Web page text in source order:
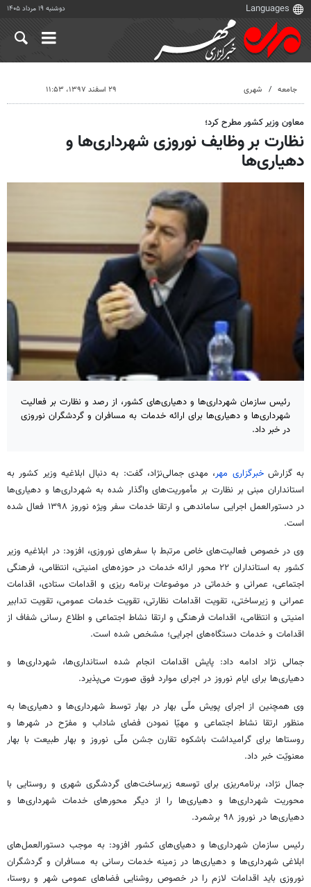
دوشنبه ۱۹ مرداد ۱۴۰۵
جامعه شهری ۲۹ اسفند ۱۳۹۷، ۱۱:۵۳
معاون وزیر کشور مطرح کرد؛
نظارت بر وظایف نوروزی شهرداری‌ها و
دهیاری‌ها
رئیس سازمان شهرداری‌ها و دهیاری‌های کشور، از رصد و نظارت بر فعالیت
شهرداری‌ها و دهیاری‌ها برای ارائه خدمات به مسافران و گردشگران نوروزی
در خبر داد.
به گزارشخبرگزاری مهر، مهدی جمالی‌نژاد، گفت: به دنبال ابلاغیه وزیر کشور به
استانداران مبنی بر نظارت بر مأموریت‌های واگذار شده به شهرداری‌ها و دهیاری‌ها
در دستورالعمل اجرایی ساماندهی و ارتقا خدمات سفر ویژه نوروز ۱۳۹۸ فعال شده
است.
وی در خصوص فعالیت‌های خاص مرتبط با سفرهای نوروزی، افزود: در ابلاغیه وزیر
کشور به استانداران ۲۲ محور ارائه خدمات در حوزه‌های امنیتی، انتظامی، فرهنگی
اجتماعی، عمرانی و خدماتی در موضوعات برنامهریزی و اقدامات ستادی، اقدامات
عمرانی و زیرساختی، تقویت اقدامات نظارتی، تقویت خدمات عمومی، تقویت تدابیر
امنیتی و انتظامی، اقدامات فرهنگی و ارتقا نشاط اجتماعی و اطلاع رسانی شفاف از
اقدامات و خدمات دستگاه‌های اجرایی؛ مشخص شده است.
جمالی نژاد ادامه داد: پایش اقدامات انجام شده استانداری‌ها، شهرداری‌ها و
دهیاری‌ها برای ایام نوروز در اجرای موارد فوق صورت می‌پذیرد.
وی همچنین از اجرای پویش ملّی بهار در بهار توسط شهرداری‌ها و دهیاری‌ها به
منظور ارتقا نشاط اجتماعی و مهیّا نمودن فضای شاداب و مفرّح در شهرها و
روستاها برای گرامیداشت باشکوه تقارن جشن ملّی نوروز و بهار طبیعت با بهار
معنویّت خبر داد.
جمال نژاد، برنامه‌ریزی برای توسعه زیرساخت‌های گردشگری شهری و روستایی با
محوریت شهرداری‌ها و دهیاری‌ها را از دیگر محورهای خدمات شهرداری‌ها و
دهیاری‌ها در نوروز ۹۸ برشمرد.
رئیس سازمان شهرداری‌ها ودهیای‌های کشور افزود: به موجب دستورالعمل‌های
ابلاغی شهرداری‌ها و دهیاری‌ها در زمینه خدمات رسانی به مسافران و گردشگران
نوروزی باید اقدامات لازم را در خصوص روشنایی فضاهای عمومی شهر و روستا،